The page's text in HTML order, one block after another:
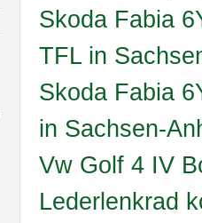
Skoda Fabia
TFL in
Skoda Fabia
in Sachsen-
Vw Golf 4 IV
Lederlenkrad